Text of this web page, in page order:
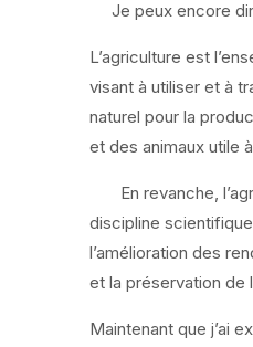
Je peux encore
L’agriculture est
visant à utiliser et à
naturel pour la
et des animaux utile
En revanche,
discipline
l’amélioration des
et la préservation de
Maintenant que j’ai